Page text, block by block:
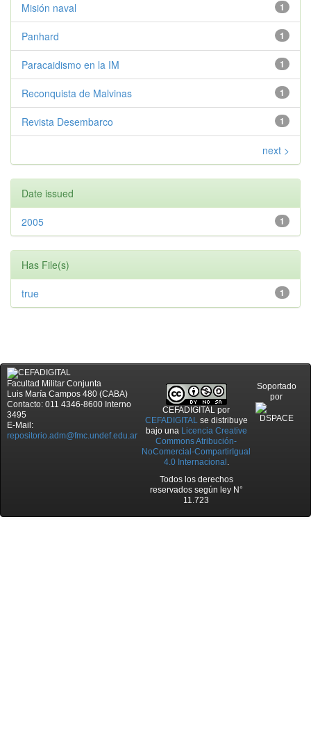
1
Misión naval
1
Panhard
1
Paracaidismo en la IM
1
Reconquista de Malvinas
1
Revista Desembarco
next >
Date issued
1
2005
Has File(s)
1
true
Facultad Militar Conjunta
Luis María Campos 480 (CABA)
Contacto: 011 4346-8600 Interno
3495
E-Mail:
repositorio.adm@fmc.undef.edu.ar
CEFADIGITAL por
CEFADIGITALse distribuye
bajo una Licencia Creative
Commons Atribución-
NoComercial-CompartirIgual
4.0 Internacional .
Todos los derechos
reservados según ley N°
11.723
Soportado
por